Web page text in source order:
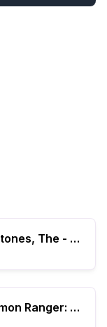
Flintstones, The - King Rock Treasure Island (USA, Europe)
Pokémon Ranger: Shadows of Almia